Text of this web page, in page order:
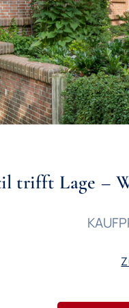
trifft Lage –